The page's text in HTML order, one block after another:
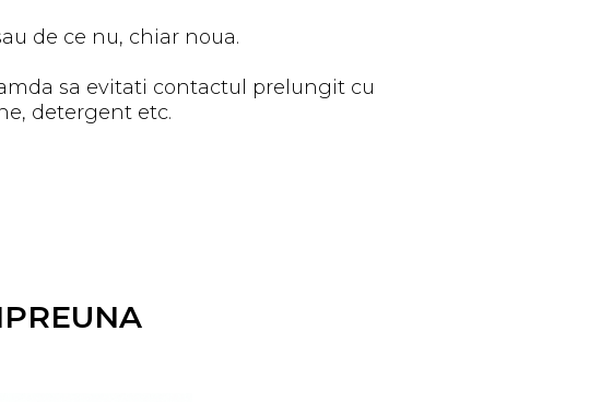
de ce nu, chiar noua.
sa evitati contactul prelungit cu
detergent etc.